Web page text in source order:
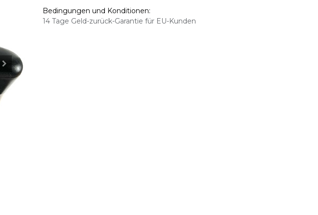
Bedingungen und Konditionen:
14 Tage Geld-zurück-Garantie für EU-Kunden